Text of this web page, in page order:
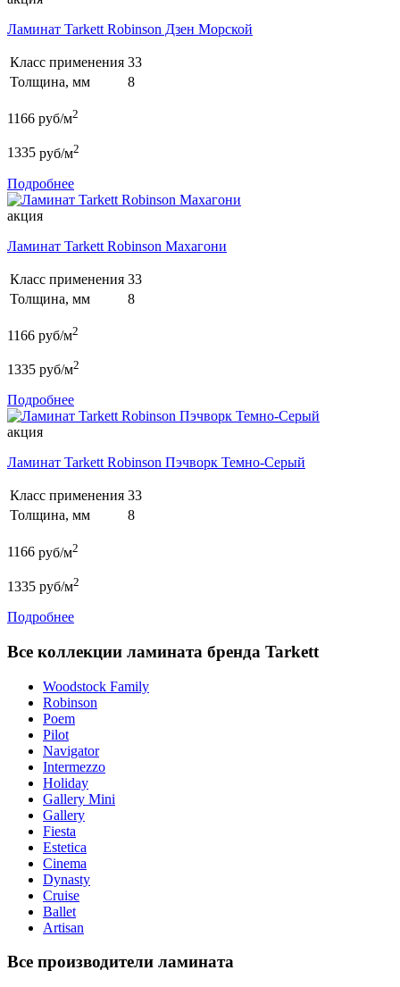
Ламинат Tarkett Robinson Дзен Морской
Класс применения 33
Толщина, мм
8
1166 руб/м2
1335 руб/м2
Подробнее
акция
Ламинат Tarkett Robinson Махагони
Класс применения 33
Толщина, мм
8
1166 руб/м2
1335 руб/м2
Подробнее
акция
Ламинат Tarkett Robinson Пэчворк Темно-Серый
Класс применения 33
Толщина, мм
8
1166 руб/м2
1335 руб/м2
Подробнее
Все коллекции ламината бренда Tarkett
Woodstock Family
Robinson
Poem
Pilot
Navigator
Intermezzo
Holiday
Gallery Mini
Gallery
Fiesta
Estetica
Cinema
Dynasty
Cruise
Ballet
Artisan
Все производители ламината